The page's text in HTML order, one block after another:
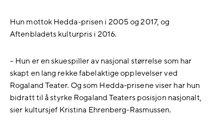
Hun mottok Hedda-prisen i 2005 og 2017, og
Aftenbladets kulturpris i 2016.
– Hun er en skuespiller av nasjonal størrelse som har
skapt en lang rekke fabelaktige opplevelser ved
Rogaland Teater. Og som Hedda-prisene viser har hun
bidratt til å styrke Rogaland Teaters posisjon nasjonalt,
sier kultursjef Kristina Ehrenberg-Rasmussen.